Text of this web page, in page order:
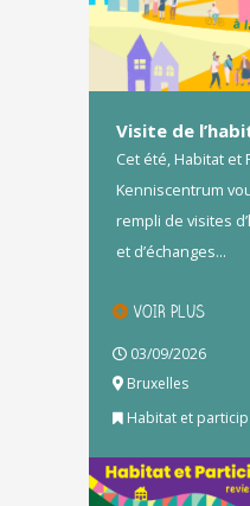
Visite de
Cet été, Habitat et
Kenniscentrum
rempli de visites
et d’échanges...
VOIR PLUS
03/09/2026
Bruxelles
Habitat et